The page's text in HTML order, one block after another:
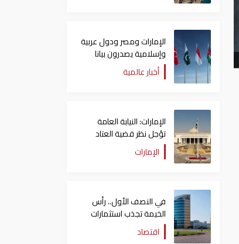
الإمارات ومصر ودول عربية
وإسلامية يصدرون بيانا
مشتركا بشأن الانتهاكات
الإسرائيلية في غزة
أخبار عالمية
الإمارات: النيابة العامة
تؤجل نظر قضية العتاد
العسكري للسودان
الإمارات
في النصف الأول.. رأس
الخيمة تجذب استثمارات
تتجاوز 771 مليون درهماقتصاد